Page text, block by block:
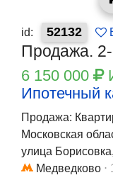
id: 52132
Продажа. 2-
6 150 000
Ипотечный
Продажа:
Московская
улица
Медведково ⋅